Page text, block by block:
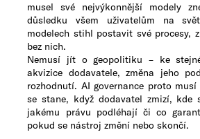
musel své nejvýkonnější modely
důsledku všem uživatelům na
modelech stihl postavit své procesy,
bez nich.
Nemusí jít o geopolitiku – ke
akvizice dodavatele, změna jeho
rozhodnutí. AI governance proto
se stane, když dodavatel zmizí, kde
jakému právu podléhají či co
pokud se nástroj změní nebo skončí.